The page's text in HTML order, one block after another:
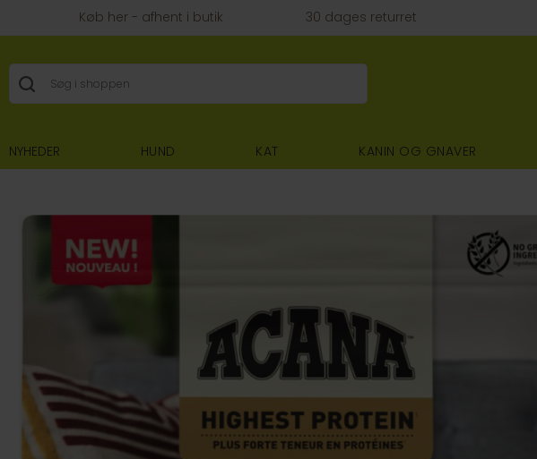
Køb her - afhent i butik 30 dages returret
NYHEDER HUND KAT KANIN OG GNAVER